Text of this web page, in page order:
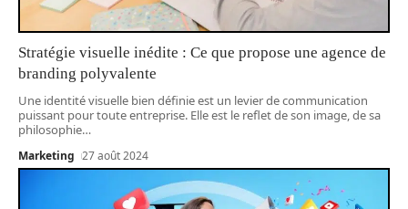
Stratégie visuelle inédite : Ce que propose une agence de
branding polyvalente
Une identité visuelle bien définie est un levier de communication
puissant pour toute entreprise. Elle est le reflet de son image, de sa
philosophie…
Marketing 27 août 2024